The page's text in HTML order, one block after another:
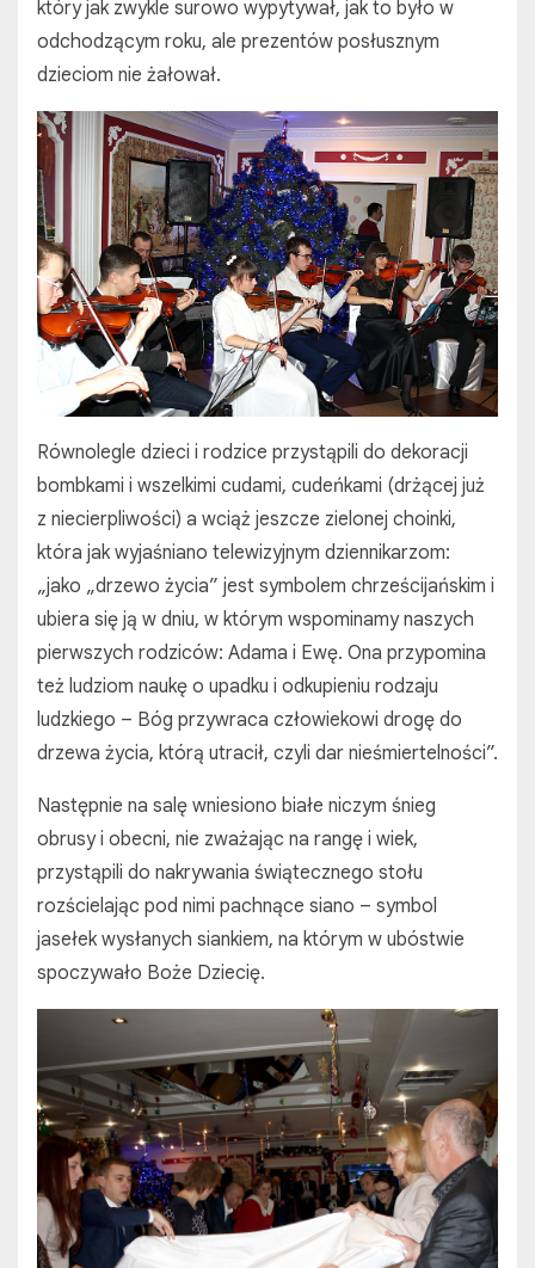
który jak zwykle surowo wypytywał, jak to było w
odchodzącym roku, ale prezentów posłusznym
dzieciom nie żałował.
Równolegle dzieci i rodzice przystąpili do dekoracji
bombkami i wszelkimi cudami, cudeńkami (drżącej już
z niecierpliwości) a wciąż jeszcze zielonej choinki,
która jak wyjaśniano telewizyjnym dziennikarzom:
„jako „drzewo życia” jest symbolem chrześcijańskim i
ubiera się ją w dniu, w którym wspominamy naszych
pierwszych rodziców: Adama i Ewę. Ona przypomina
też ludziom naukę o upadku i odkupieniu rodzaju
ludzkiego – Bóg przywraca człowiekowi drogę do
drzewa życia, którą utracił, czyli dar nieśmiertelności”.
Następnie na salę wniesiono białe niczym śnieg
obrusy i obecni, nie zważając na rangę i wiek,
przystąpili do nakrywania świątecznego stołu
rozścielając pod nimi pachnące siano – symbol
jasełek wysłanych siankiem, na którym w ubóstwie
spoczywało Boże Dziecię.